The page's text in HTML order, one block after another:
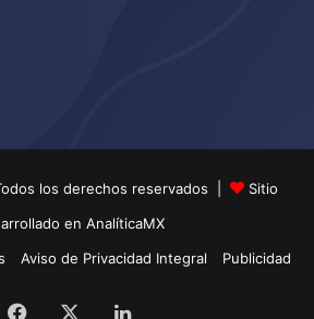
los derechos reservados |
Sitio
en AnalíticaMX
Aviso de Privacidad Integral Publicidad
Facebook LinkedIn